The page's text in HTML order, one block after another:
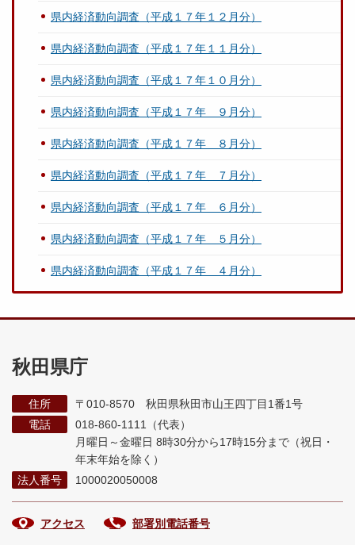
県内経済動向調査（平成１７年１２月分）
県内経済動向調査（平成１７年１１月分）
県内経済動向調査（平成１７年１０月分）
県内経済動向調査（平成１７年 ９月分）
県内経済動向調査（平成１７年 ８月分）
県内経済動向調査（平成１７年 ７月分）
県内経済動向調査（平成１７年 ６月分）
県内経済動向調査（平成１７年 ５月分）
県内経済動向調査（平成１７年 ４月分）
秋田県庁
住所
〒010-8570 秋田県秋田市山王四丁目1番1号
電話
018-860-1111（代表）
月曜日～金曜日 8時30分から17時15分まで （祝日・
年末年始を除く）
法人番号
1000020050008
アクセス 部署別電話番号